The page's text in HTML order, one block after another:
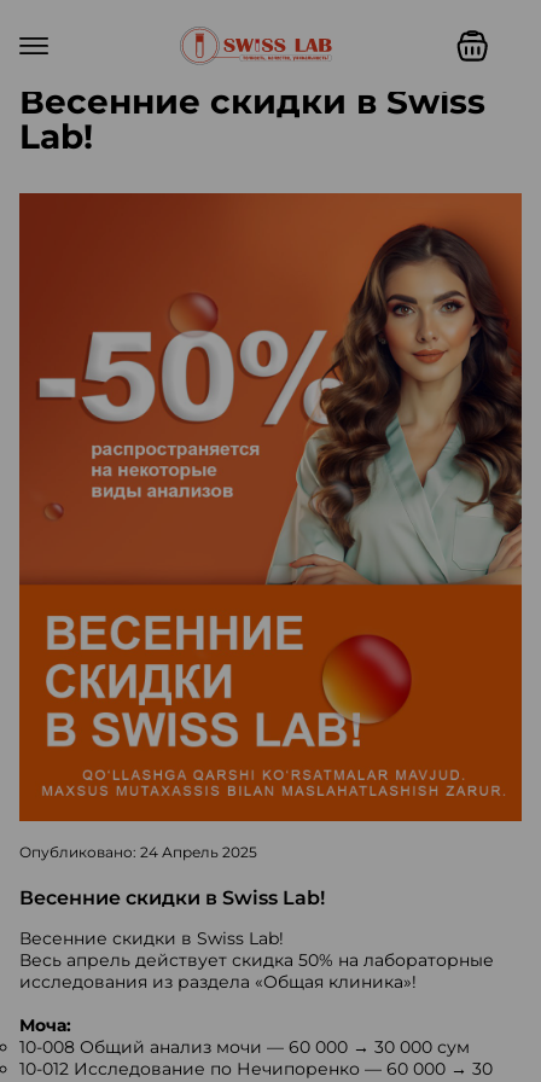
Весенние скидки в Swiss
Lab!
Опубликовано: 24 Апрель 2025
Весенние скидки в Swiss Lab!
Весенние скидки в Swiss Lab!
Весь апрель действует скидка 50% на лабораторные
исследования из раздела «Общая клиника»!
Моча:
10-008 Общий анализ мочи — 60 000 → 30 000 сум
10-012 Исследование по Нечипоренко — 60 000 → 30